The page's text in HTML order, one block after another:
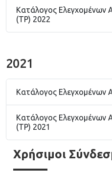
Κατάλογος Ελεγχομένων Αθλητών
(TP) 2022
2021
Κατάλογος Ελεγχομένων
Κατάλογος Ελεγχομένων Αθλητών
(TP) 2021
Χρήσιμοι